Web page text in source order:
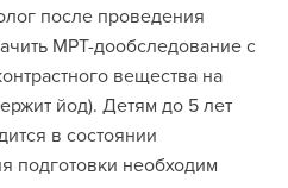
после проведения
МРТ-дообследование с
вещества на
йод). Детям до 5 лет
в состоянии
подготовки необходим